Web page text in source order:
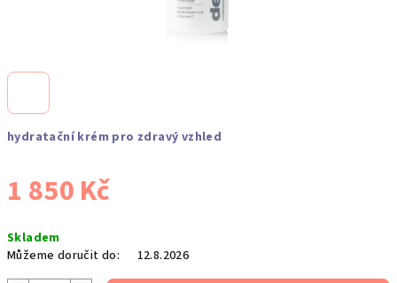
hydratační krém pro zdravý vzhled
1 850 Kč
cena:
Skladem
Můžeme doručit do:
12.8.2026